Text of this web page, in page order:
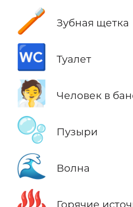
🪥 Зубная щетка
🚾 Туалет
🧖 Человек в
🫧 Пузыри
🌊 Волна
Горячие